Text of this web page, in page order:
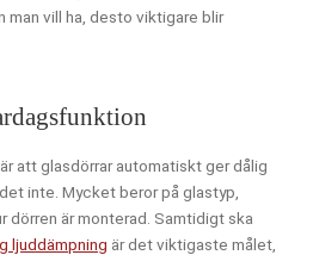
man vill ha, desto viktigare blir
att glasdörrar automatiskt ger dålig
inte. Mycket beror på glastyp,
dörren är monterad. Samtidigt ska
ljuddämpning är det viktigaste målet,